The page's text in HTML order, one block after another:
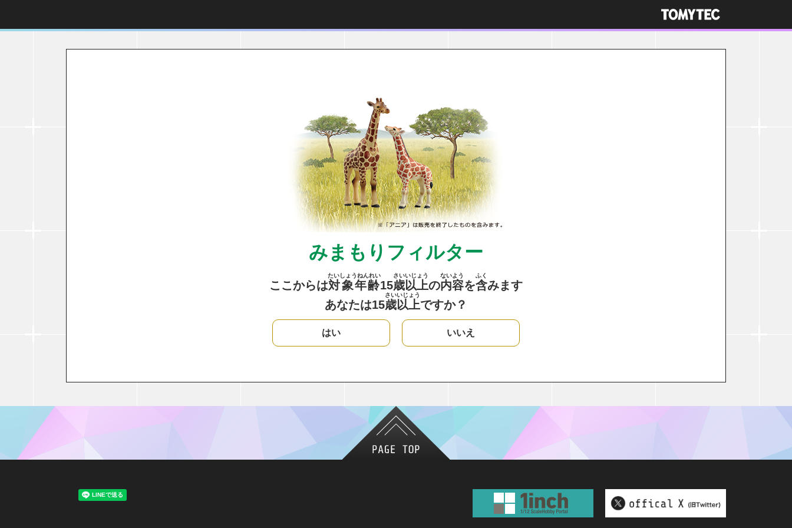
みまもりフィルター
ここからは対象年齢
たいしょうねんれい
15歳
さい
以上
いじょう
の内容
ないよう
を含
ふく
みます
あなたは15歳
さい
以上
いじょう
ですか？
はい いいえ